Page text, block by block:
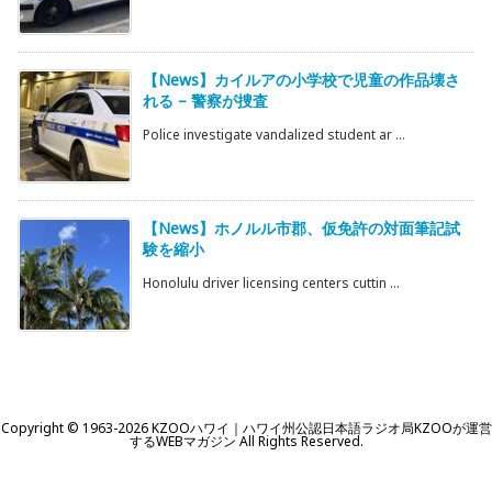
【News】カイルアの小学校で児童の作品壊さ
れる – 警察が捜査
Police investigate vandalized student ar ...
【News】ホノルル市郡、仮免許の対面筆記試
験を縮小
Honolulu driver licensing centers cuttin ...
Copyright © 1963-2026KZOOハワイ｜ハワイ州公認日本語ラジオ局KZOOが運営
するWEBマガジンAll Rights Reserved.